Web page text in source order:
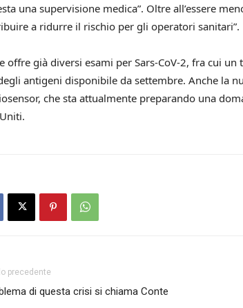
una supervisione medica”. Oltre all’essere
a ridurre il rischio per gli operatori sanitari”.
offre già diversi esami per Sars-CoV-2, fra cui
antigeni disponibile da settembre. Anche la
che sta attualmente preparando una
precedente
di questa crisi si chiama Conte